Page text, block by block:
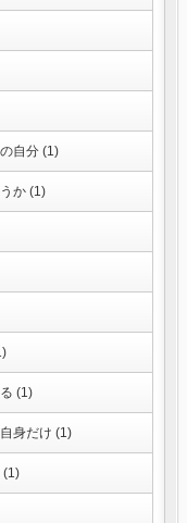
自分 (1)
か (1)
(1)
身だけ (1)
(1)